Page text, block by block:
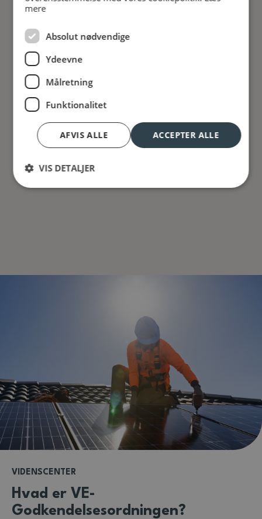
47
33
VIDENSCENTER
Hvad er VE-
Godkendelsesordningen?
mere
Absolut nødvendige
Ydeevne
Målretning
Funktionalitet
ACCEPTER ALLE
AFVIS ALLE
VIS DETALJER